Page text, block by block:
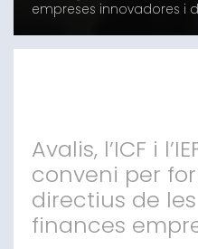
empreses innovadores i
aquest períodeLes
han permès que més
d’octubre del 2019.-
Avalis, l’ICF i
conveni per
directius de
finances